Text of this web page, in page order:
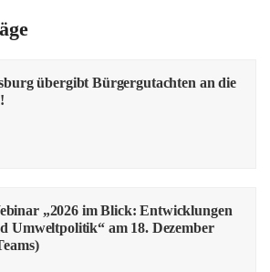
übergibt Bürgergutachten an die
„2026 im Blick: Entwicklungen
Umweltpolitik“ am 18. Dezember